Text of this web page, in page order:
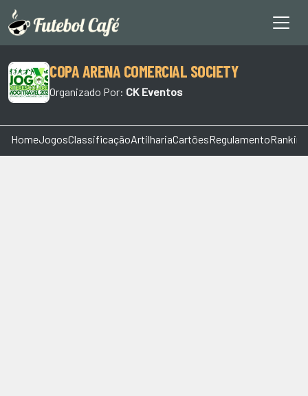
COPA ARENA COMERCIAL SOCIETY
Organizado Por: CK Eventos
HomeJogosClassificaçãoArtilhariaCartõesRegulamentoRanking